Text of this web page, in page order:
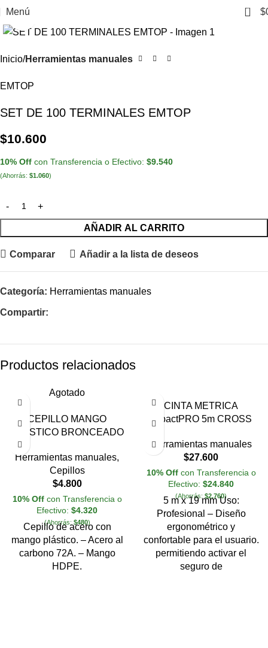
Menú 0 $
Inicio Herramientas manuales
EMTOP
SET DE 100 TERMINALES EMTOP
$10.600
10% Off con Transferencia o Efectivo: $9.540
(Ahorrás: $1.060)
AÑADIR AL CARRITO
Comparar Añadir a la lista de deseos
Categoría: Herramientas manuales
Compartir:
Productos relacionados
Agotado
CEPILLO MANGO
PLASTICO BRONCEADO
Herramientas manuales,
Cepillos
$4.800
10% Offcon Transferencia o
Efectivo: $4.320
(Ahorrás: $480)
Cepillo de acero con
mango plástico. – Acero al
carbono 72A. – Mango
HDPE.
CINTA METRICA
ImpactPRO 5m CROSS
Herramientas manuales
$27.600
10% Offcon Transferencia o
Efectivo: $24.840
(Ahorrás: $2.760)
5 m x 19 mm Uso:
Profesional – Diseño
ergonométrico y
confortable para el usuario.
permitiendo activar el
seguro de